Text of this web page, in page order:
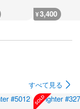
¥3,400
すべて見る